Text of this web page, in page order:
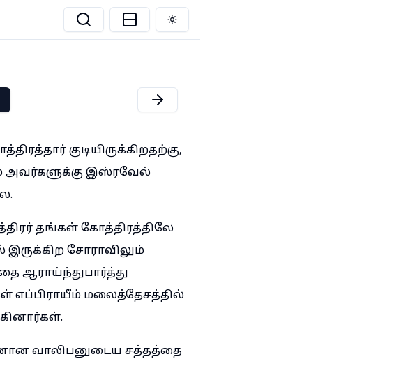
Toggle theme
குடியிருக்கிறதற்கு,
அவர்களுக்கு இஸ்ரவேல்
தங்கள் கோத்திரத்திலே
சோராவிலும்
ஆராய்ந்துபார்த்து
மலைத்தேசத்தில்
வாலிபனுடைய சத்தத்தை